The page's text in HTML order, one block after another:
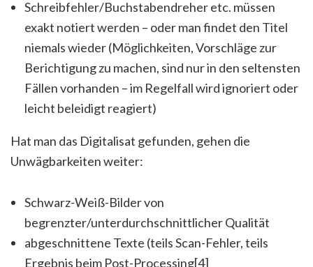
Schreibfehler/Buchstabendreher etc. müssen
exakt notiert werden – oder man findet den Titel
niemals wieder (Möglichkeiten, Vorschläge zur
Berichtigung zu machen, sind nur in den seltensten
Fällen vorhanden – im Regelfall wird ignoriert oder
leicht beleidigt reagiert)
Hat man das Digitalisat gefunden, gehen die
Unwägbarkeiten weiter:
Schwarz-Weiß-Bilder von
begrenzter/unterdurchschnittlicher Qualität
abgeschnittene Texte (teils Scan-Fehler, teils
Ergebnis beim Post-Processing[4]